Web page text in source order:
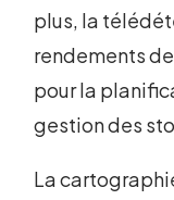
plus, la
rendements
pour la
gestion des
La